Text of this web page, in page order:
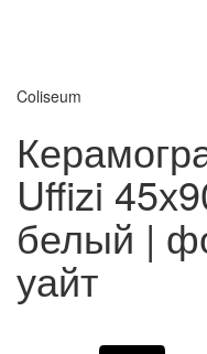
Coliseum
Uffizi
белый |
уайт